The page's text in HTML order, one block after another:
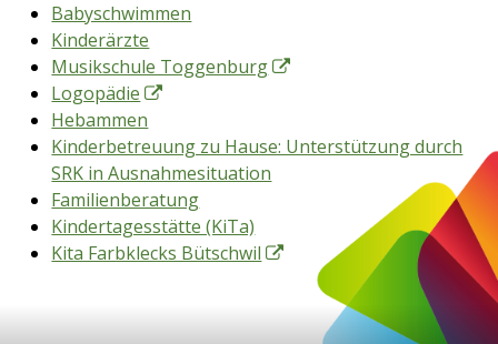
Babyschwimmen
Kinderärzte
Musikschule Toggenburg
Logopädie
Hebammen
Kinderbetreuung zu Hause: Unterstützung durch
SRK in Ausnahmesituation
Familienberatung
Kindertagesstätte (KiTa)
Kita Farbklecks Bütschwil